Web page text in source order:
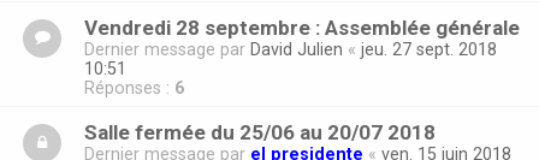
Vendredi 28 septembre : Assemblée générale
Dernier message par David Julien « jeu. 27 sept. 2018
10:51
Réponses : 6
Salle fermée du 25/06 au 20/07 2018
Dernier message par el presidente « ven. 15 juin 2018